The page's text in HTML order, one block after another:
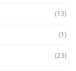
(13)
(1)
(23)